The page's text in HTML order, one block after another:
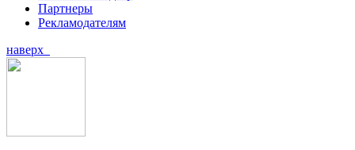
Партнеры
Рекламодателям
наверх